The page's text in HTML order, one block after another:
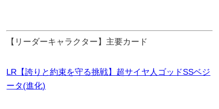
【リーダーキャラクター】主要カード
LR【誇りと約束を守る挑戦】超サイヤ人ゴッドSSベジ
ータ(進化)